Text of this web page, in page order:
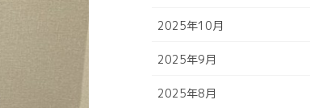
2025年10月
2025年9月
2025年8月